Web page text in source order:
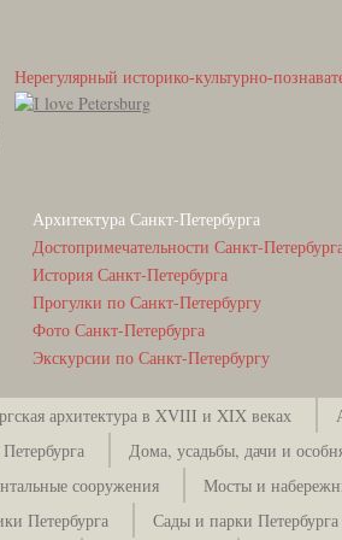
Нерегулярный историко-культурно-
Архитектура Санкт-Петербурга
Достопримечательности Санкт-
История Санкт-Петербурга
Прогулки по Санкт-Петербургу
Фото Санкт-Петербурга
Экскурсии по Санкт-Петербургу
архитектура в XVIII и XIX веках
Дома, усадьбы, дачи и
сооружения
Мосты и
Петербурга
Сады и парки Петербурга